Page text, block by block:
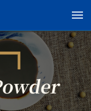
展
导
览
列